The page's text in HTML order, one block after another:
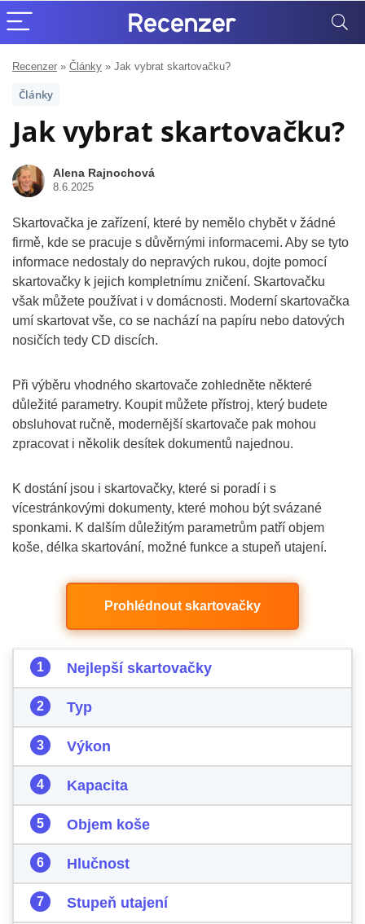
Recenzer » Články » Jak vybrat skartovačku?
Články
Jak vybrat skartovačku?
Alena Rajnochová
8.6.2025
Skartovačka je zařízení, které by nemělo chybět v žádné
firmě, kde se pracuje s důvěrnými informacemi. Aby se tyto
informace nedostaly do nepravých rukou, dojte pomocí
skartovačky k jejich kompletnímu zničení. Skartovačku
však můžete používat i v domácnosti. Moderní skartovačka
umí skartovat vše, co se nachází na papíru nebo datových
nosičích tedy CD discích.
Při výběru vhodného skartovače zohledněte některé
důležité parametry. Koupit můžete přístroj, který budete
obsluhovat ručně, modernější skartovače pak mohou
zpracovat i několik desítek dokumentů najednou.
K dostání jsou i skartovačky, které si poradí i s
vícestránkovými dokumenty, které mohou být svázané
sponkami. K dalším důležitým parametrům patří objem
koše, délka skartování, možné funkce a stupeň utajení.
Prohlédnout skartovačky
Nejlepší skartovačky
Typ
Výkon
Kapacita
Objem koše
Hlučnost
Stupeň utajení